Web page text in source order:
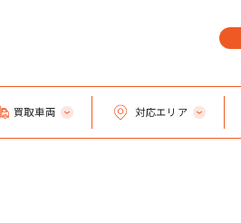
買取車両 対応エリア